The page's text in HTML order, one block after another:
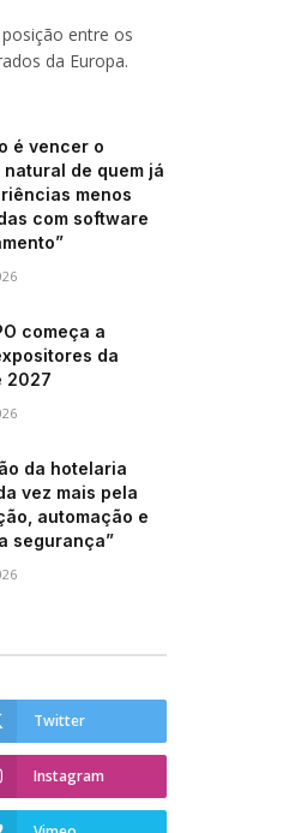
entre os
da Europa.
é vencer o
de quem já
menos
com software
começa a
da
2027
da hotelaria
vez mais pela
automação e
segurança”
Twitter
Instagram